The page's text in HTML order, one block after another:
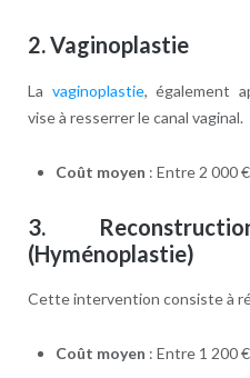
2.Vaginoplastie
La vaginoplastie, également
vise à resserrer le canal vaginal.
Coût moyen : Entre 2 000
3.
(Hyménoplastie)
Cette intervention consiste à
Coût moyen : Entre 1 200